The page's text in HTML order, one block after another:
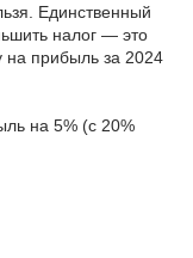
Единственный
налог — это
на прибыль за 2024
на 5% (с 20%